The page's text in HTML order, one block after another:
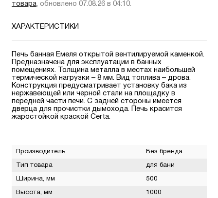
товара, обновлено 07.08.26 в 04:10.
ХАРАКТЕРИСТИКИ
Печь банная Емеля открытой вентилируемой каменкой.
Предназначена для эксплуатации в банных
помещениях. Толщина металла в местах наибольшей
термической нагрузки – 8 мм. Вид топлива – дрова.
Конструкция предусматривает установку бака из
нержавеющей или черной стали на площадку в
передней части печи. С задней стороны имеется
дверца для прочистки дымохода. Печь красится
жаростойкой краской Certa.
Производитель Без бренда
Тип товара для бани
Ширина, мм 500
Высота, мм 1000